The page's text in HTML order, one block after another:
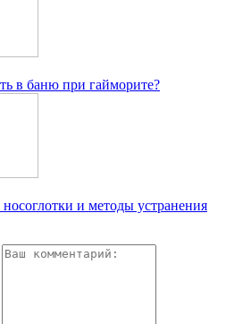
в баню при гайморите?
и методы устранения